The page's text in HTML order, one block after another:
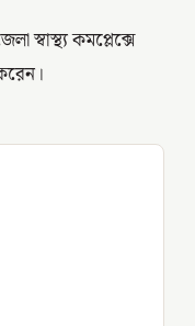
স্বাস্থ্য কমপ্লেক্সে